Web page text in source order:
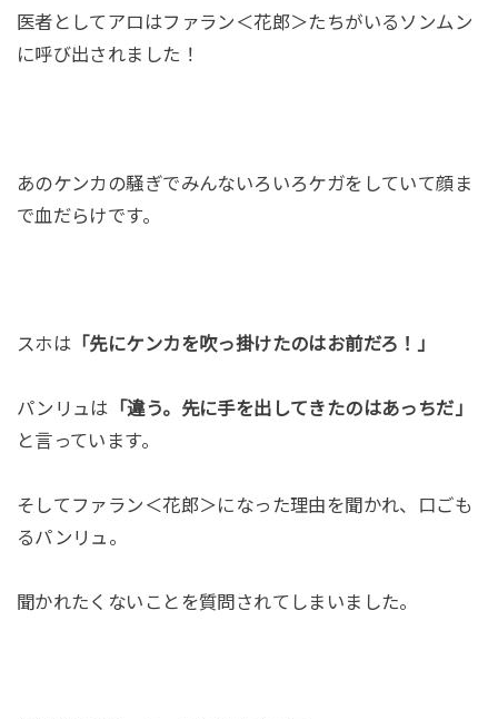
医者としてアロはファラン＜花郎＞たちがいるソンムン
に呼び出されました！
あのケンカの騒ぎでみんないろいろケガをしていて顔ま
で血だらけです。
スホは 「先にケンカを吹っ掛けたのはお前だろ！」
パンリュは 「違う。先に手を出してきたのはあっちだ」
と言っています。
そしてファラン＜花郎＞になった理由を聞かれ、口ごも
るパンリュ。
聞かれたくないことを質問されてしまいました。